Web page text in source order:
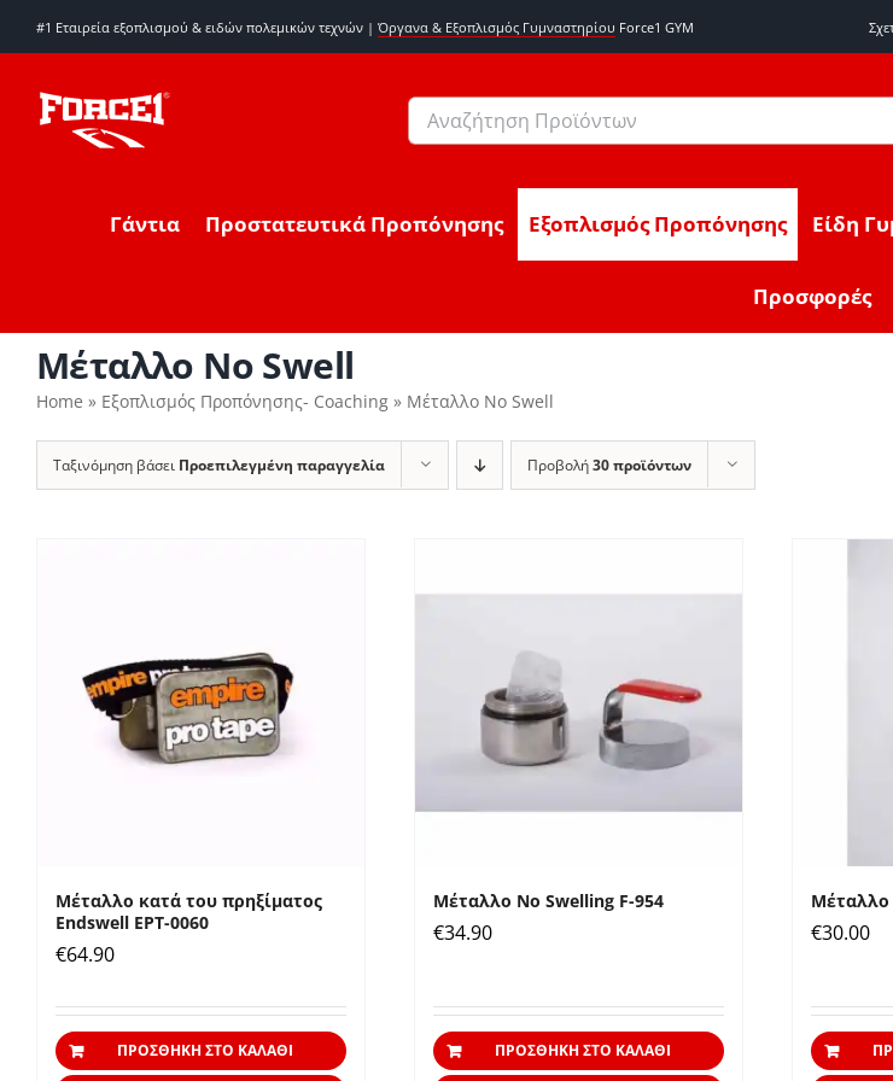
στο
#1 Εταιρεία εξοπλισμού & ειδών πολεμικών τεχνών | Όργανα & Εξοπλισμός Γυμναστηρίου Force1 GYM
Αναζήτηση
για:
Γάντια Προστατευτικά Προπόνησης Εξοπλισμός Προπόνησης Είδη
Προσφορές
Μέταλλο No Swell
Home » Εξοπλισμός Προπόνησης- Coaching» Μέταλλο No Swell
Ταξινόμηση βάσει Προεπιλεγμένη παραγγελία Προβολή30 προϊόντων
Μέταλλο κατά του πρηξίματος
Εndswell EPT-0060
€64.90
ΠΡΟΣΘΉΚΗ ΣΤΟ ΚΑΛΆΘΙ
Μέταλλο No Swelling F-954
€34.90
ΠΡΟΣΘΉΚΗ ΣΤΟ ΚΑΛΆΘΙ
Μέταλλο
€30.00